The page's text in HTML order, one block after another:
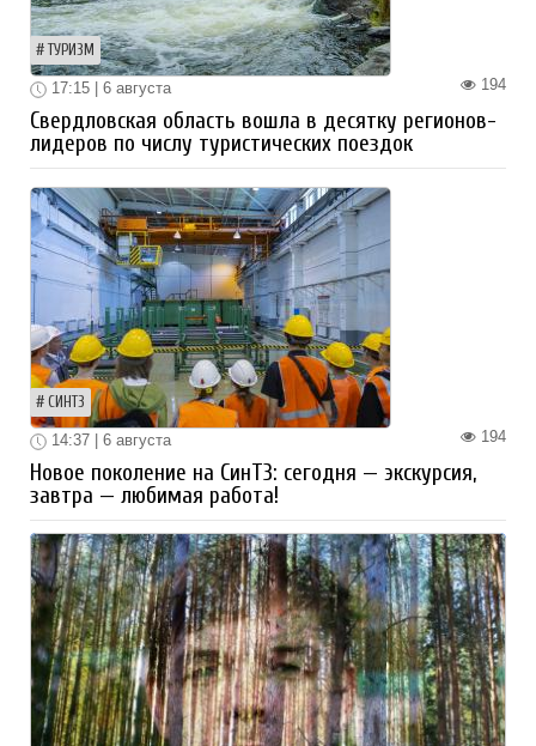
ТУРИЗМ
194
17:15 | 6 августа
Свердловская область вошла в десятку регионов-
лидеров по числу туристических поездок
СИНТЗ
194
14:37 | 6 августа
Новое поколение на СинТЗ: сегодня — экскурсия,
завтра — любимая работа!